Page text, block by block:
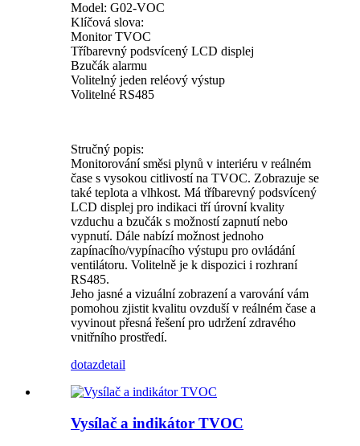
Model: G02-VOC
Klíčová slova:
Monitor TVOC
Tříbarevný podsvícený LCD displej
Bzučák alarmu
Volitelný jeden reléový výstup
Volitelné RS485
Stručný popis:
Monitorování směsi plynů v interiéru v reálném
čase s vysokou citlivostí na TVOC. Zobrazuje se
také teplota a vlhkost. Má tříbarevný podsvícený
LCD displej pro indikaci tří úrovní kvality
vzduchu a bzučák s možností zapnutí nebo
vypnutí. Dále nabízí možnost jednoho
zapínacího/vypínacího výstupu pro ovládání
ventilátoru. Volitelně je k dispozici i rozhraní
RS485.
Jeho jasné a vizuální zobrazení a varování vám
pomohou zjistit kvalitu ovzduší v reálném čase a
vyvinout přesná řešení pro udržení zdravého
vnitřního prostředí.
dotazdetail
Vysílač a indikátor TVOC